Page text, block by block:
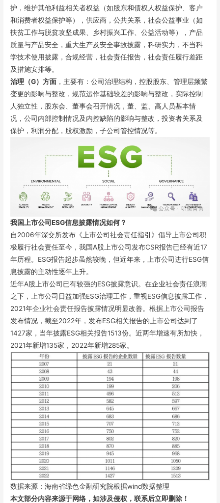
护，维护其他利益相关者权益（如股东和债权人权益保护、客户
和消费者权益保护等），供应商，公共关系，社会公益事业（如
扶贫工作与脱贫攻坚成果、乡村振兴工作、公益活动等），产品
质量与产品安全，重大生产及安全事故披露，科研实力，不当科
学技术使用披露，合规经营，社会责任报告，社会责任履行差距
及措施安排等。
治理（G）方面 ，主要有：公司治理结构，控股股东、管理层频繁
变更的影响与整改，规范运作基础较差的影响与整改，实际控制
人独立性，股东会、董事会召开情况，董、监、高人员基本情
况，公司内部控制情况及内控缺陷的影响与整改，投资者关系及
保护，利润分配，股权激励，子公司管控情况等。
我国上市公司ESG信息披露情况如何？
自2006年深交所发布《上市公司社会责任指引》倡导上市公司积
极履行社会责任至今，我国A股上市公司发布CSR报告已经有近17
年历程。ESG报告起步虽然较晚，但近年来，上市公司进行ESG信
息披露的主动性逐年上升。
近年A股上市公司已有较强的ESG披露意识。在企业社会责任浪潮
之下，上市公司日益加强ESG治理工作，重视ESG信息披露工作，
2021年企业社会责任报告披露情况明显改善。根据上市公司报告
发布情况，截至2022年，发布ESG相关报告的上市公司达到了
1427家，当年披露ESG相关报告1513份。近两年增速有所加快，
2021年新增135家，2022年新增285家。
数据来源：海南省绿色金融研究院根据wind数据整理
本文部分内容来源于网络，如涉及侵权，联系后立即删除！